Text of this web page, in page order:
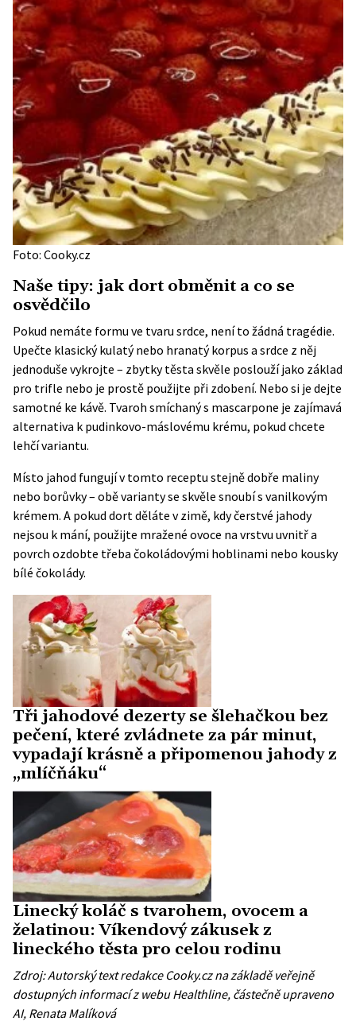
Foto: Cooky.cz
Naše tipy: jak dort obměnit a co se
osvědčilo
Pokud nemáte formu ve tvaru srdce, není to žádná tragédie.
Upečte klasický kulatý nebo hranatý korpus a srdce z něj
jednoduše vykrojte – zbytky těsta skvěle poslouží jako základ
pro trifle nebo je prostě použijte při zdobení. Nebo si je dejte
samotné ke kávě. Tvaroh smíchaný s mascarpone je zajímavá
alternativa k pudinkovo-máslovému krému, pokud chcete
lehčí variantu.
Místo jahod fungují v tomto receptu stejně dobře maliny
nebo borůvky – obě varianty se skvěle snoubí s vanilkovým
krémem. A pokud dort děláte v zimě, kdy čerstvé jahody
nejsou k mání, použijte mražené ovoce na vrstvu uvnitř a
povrch ozdobte třeba čokoládovými hoblinami nebo kousky
bílé čokolády.
Tři jahodové dezerty se šlehačkou bez
pečení, které zvládnete za pár minut,
vypadají krásně a připomenou jahody z
„mlíčňáku“
Linecký koláč s tvarohem, ovocem a
želatinou: Víkendový zákusek z
lineckého těsta pro celou rodinu
Zdroj: Autorský text redakce Cooky.cz na základě veřejně
dostupných informací z webuHealthline, částečně upraveno
AI, Renata Malíková